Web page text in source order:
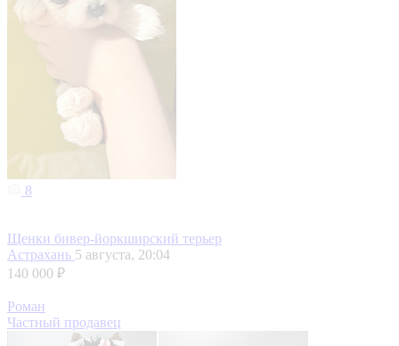
8
Щенки бивер-йоркширский терьер
Астрахань 5 августа, 20:04
140 000 ₽
Роман
Частный продавец